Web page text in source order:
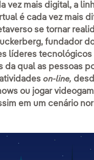
vez mais digital, a
é cada vez mais
se tornar
fundador
líderes tecnológicos
da qual as pessoas
on-line,
ou jogar
em um cenário